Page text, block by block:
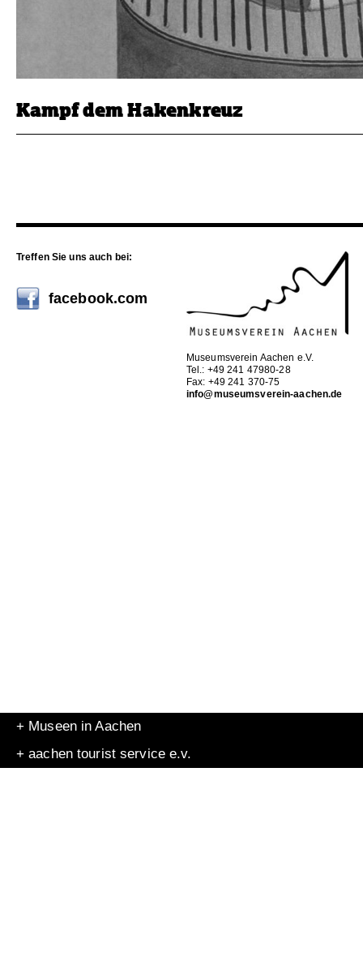
Kampf dem Hakenkreuz
Treffen Sie uns auch bei:
facebook.com
Museumsverein Aachen e.V.
Tel.: +49 241 47980-28
Fax: +49 241 370-75
info@museumsverein-aachen.de
+ Museen in Aachen
+ aachen tourist service e.v.